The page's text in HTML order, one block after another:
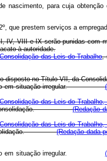
para cuja
que prestem serviços a
IV, VIII e IX serão punidas com
à autoridade.
das Leis do Trabalho,
disposto no Título VII, da
em situação irregular.
das Leis do
Consolidação.(Redação
das Leis do
Consolidação.(Redação dada
em situação irregular.